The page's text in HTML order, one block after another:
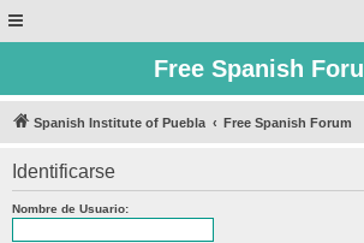
Free Spanish
Spanish Institute of Puebla Free Spanish Forum
Identificarse
Nombre de Usuario: